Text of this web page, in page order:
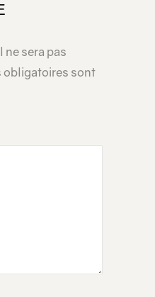
sera pas
obligatoires sont